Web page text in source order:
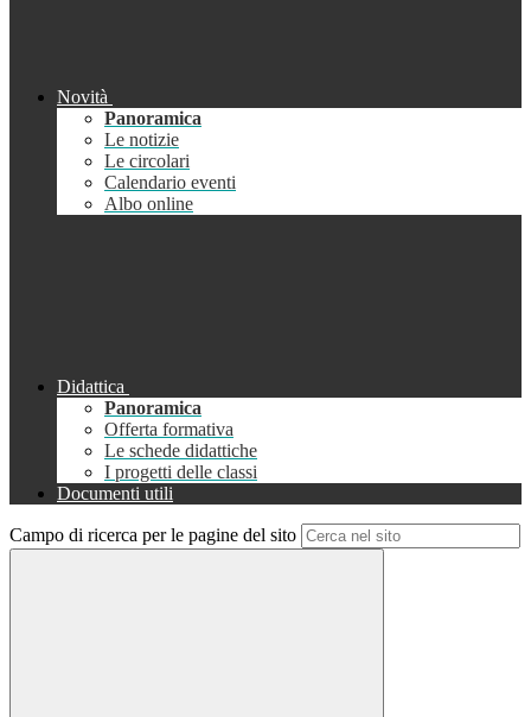
Novità
Panoramica
Le notizie
Le circolari
Calendario eventi
Albo online
Didattica
Panoramica
Offerta formativa
Le schede didattiche
I progetti delle classi
Documenti utili
Campo di ricerca per le pagine del sito